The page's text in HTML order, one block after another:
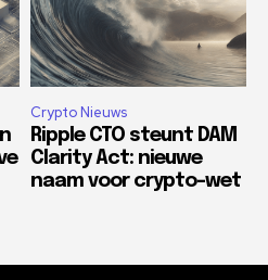
Crypto Nieuws
Ripple CTO steunt DAM
Clarity Act: nieuwe
naam voor crypto-wet